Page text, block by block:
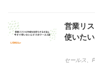
営業リ
使いた
セールス